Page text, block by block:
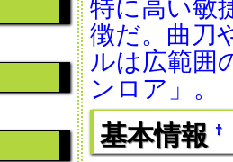
徴だ。曲刀
ルは広範囲
ンロア」。
基本情報 †